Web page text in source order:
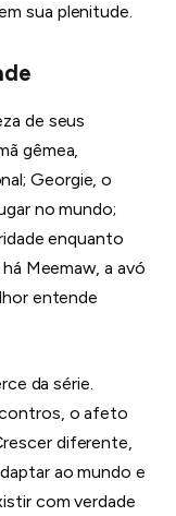
sua plenitude.
de seus
gêmea,
Georgie, o
no mundo;
enquanto
Meemaw, a avó
entende
da série.
o afeto
diferente,
ao mundo e
com verdade